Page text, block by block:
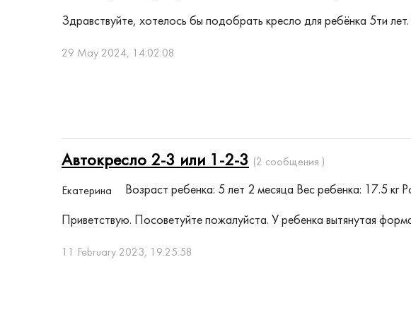
Здравствуйте, хотелось бы подобрать кресло для ребёнка 5ти
29 May 2024, 14:02:08
Автокресло 2-3 или 1-2-3 (2 сообщения )
Екатерина Возраст ребенка: 5 лет 2 месяца Вес ребенка: 17.5 кг
Приветствую. Посоветуйте пожалуйста. У ребенка вытянутая
11 February 2023, 19:25:58